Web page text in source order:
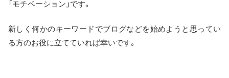
「モチベーション」です。
新しく何かのキーワードでブログなどを始めようと思ってい
る方のお役に立てていれば幸いです。